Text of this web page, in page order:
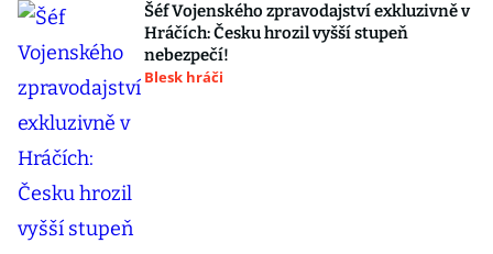
Šéf Vojenského zpravodajství exkluzivně v
Hráčích: Česku hrozil vyšší stupeň
nebezpečí!
Blesk hráči